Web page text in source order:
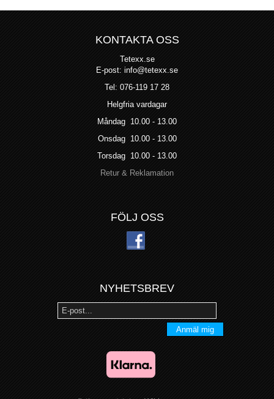
KONTAKTA OSS
Tetexx.se
E-post: info@tetexx.se
Tel: 076-119 17 28
Helgfria vardagar
Måndag 10.00 - 13.00
Onsdag 10.00 - 13.00
Torsdag 10.00 - 13.00
Retur & Reklamation
FÖLJ OSS
NYHETSBREV
Anmäl mig